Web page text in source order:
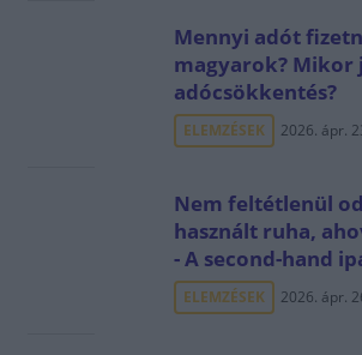
Mennyi adót
magyarok? Mikor
adócsökkentés?
ELEMZÉSEK 2026. ápr.
Nem feltétlenül
használt ruha,
- A second-hand
ELEMZÉSEK 2026. ápr.